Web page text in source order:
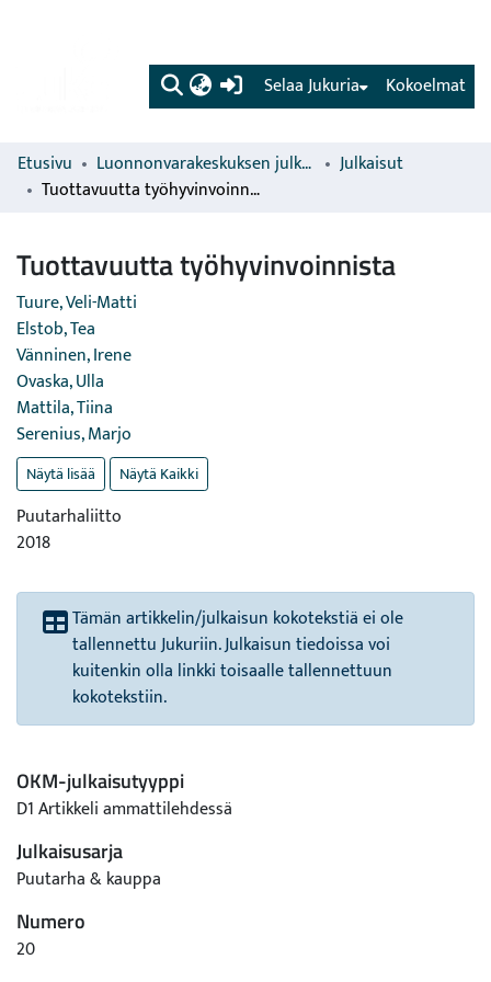
(current) Kokoelmat
Selaa Jukuria
Etusivu Luonnonvarakeskuksen julkaisut
Julkaisut
Tuottavuutta työhyvinvoinnista
Tuottavuutta työhyvinvoinnista
Tuure, Veli-Matti
Elstob, Tea
Vänninen, Irene
Ovaska, Ulla
Mattila, Tiina
Serenius, Marjo
Näytä lisää Näytä Kaikki
Puutarhaliitto
2018
Tämän artikkelin/julkaisun kokotekstiä ei ole
tallennettu Jukuriin. Julkaisun tiedoissa voi
kuitenkin olla linkki toisaalle tallennettuun
kokotekstiin.
OKM-julkaisutyyppi
D1 Artikkeli ammattilehdessä
Julkaisusarja
Puutarha & kauppa
Numero
20